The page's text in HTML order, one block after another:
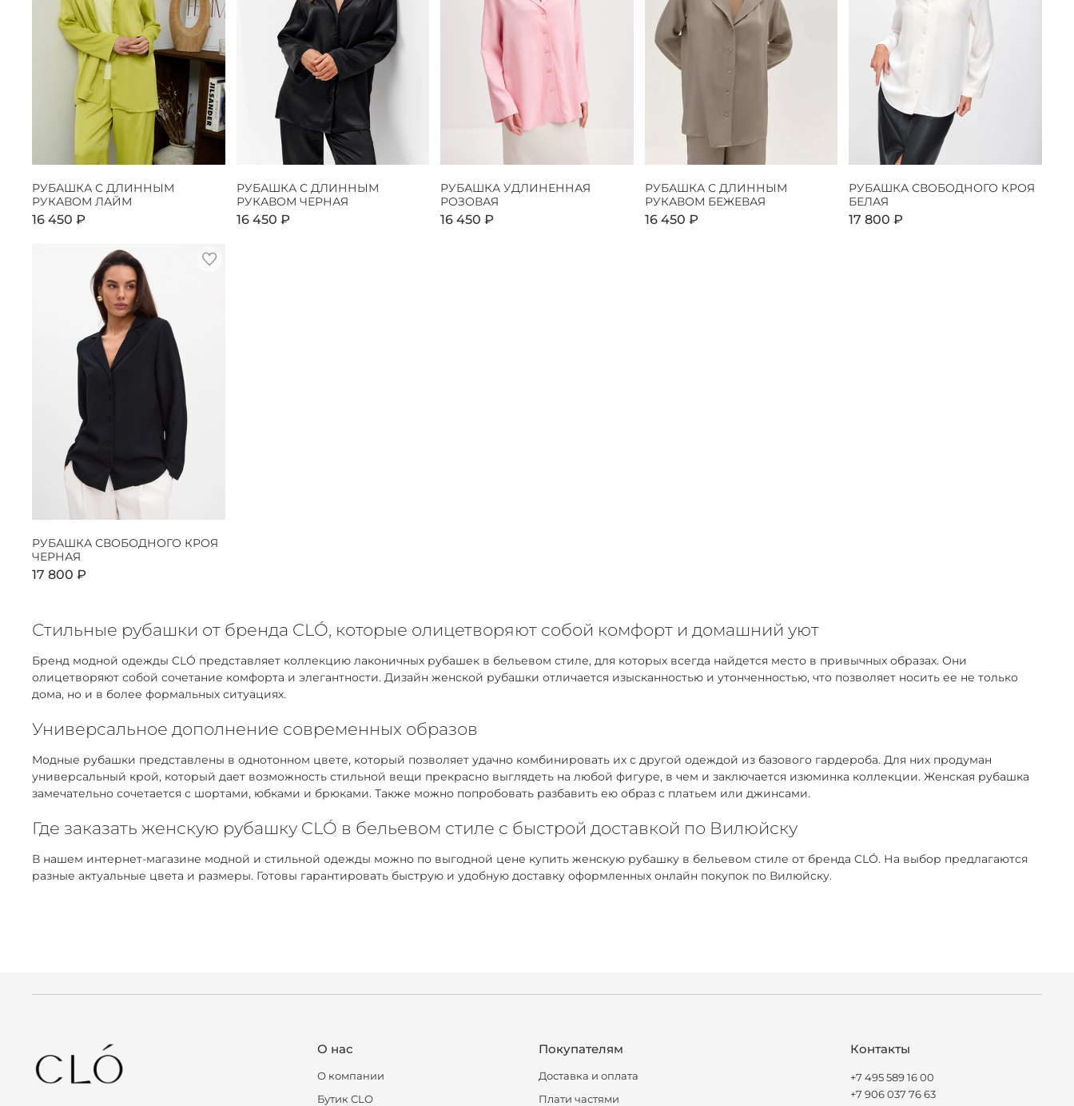
РУБАШКА С ДЛИННЫМ
РУКАВОМ ЛАЙМ
16 450 ₽
РУБАШКА С ДЛИННЫМ
РУКАВОМ ЧЕРНАЯ
16 450 ₽
РУБАШКА УДЛИНЕННАЯ
РОЗОВАЯ
16 450 ₽
РУБАШКА С ДЛИННЫМ
РУКАВОМ БЕЖЕВАЯ
16 450 ₽
РУБАШКА СВОБОДНОГО КРОЯ
БЕЛАЯ
17 800 ₽
РУБАШКА СВОБОДНОГО КРОЯ
ЧЕРНАЯ
17 800 ₽
Стильные рубашки от бренда CLÓ, которые олицетворяют собой комфорт и домашний уют
Бренд модной одежды CLÓ представляет коллекцию лаконичных рубашек в бельевом стиле, для которых всегда найдется место в привычных образах. Они
олицетворяют собой сочетание комфорта и элегантности. Дизайн женской рубашки отличается изысканностью и утонченностью, что позволяет носить ее не только
дома, но и в более формальных ситуациях.
Универсальное дополнение современных образов
Модные рубашки представлены в однотонном цвете, который позволяет удачно комбинировать их с другой одеждой из базового гардероба. Для них продуман
универсальный крой, который дает возможность стильной вещи прекрасно выглядеть на любой фигуре, в чем и заключается изюминка коллекции. Женская рубашка
замечательно сочетается с шортами, юбками и брюками. Также можно попробовать разбавить ею образ с платьем или джинсами.
Где заказать женскую рубашку CLÓ в бельевом стиле с быстрой доставкой по Вилюйску
В нашем интернет-магазине модной и стильной одежды можно по выгодной цене купить женскую рубашку в бельевом стиле от бренда CLÓ. На выбор предлагаются
разные актуальные цвета и размеры. Готовы гарантировать быструю и удобную доставку оформленных онлайн покупок по Вилюйску.
О нас
О компании
Бутик CLO
Покупателям
Доставка и оплата
Плати частями
Контакты
+7 495 589 16 00
+7 906 037 76 63